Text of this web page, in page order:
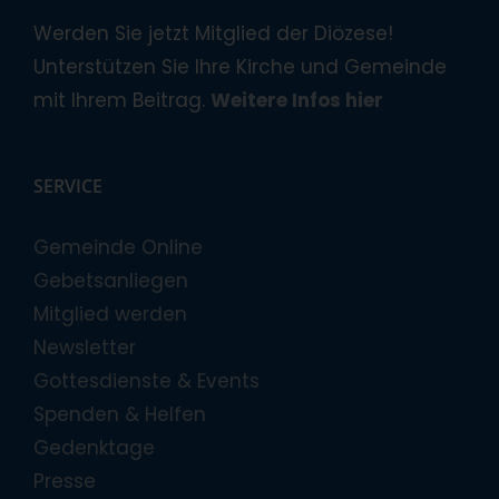
Werden Sie jetzt Mitglied der Diözese!
Unterstützen Sie Ihre Kirche und Gemeinde
mit Ihrem Beitrag. Weitere Infos hier
SERVICE
Gemeinde Online
Gebetsanliegen
Mitglied werden
Newsletter
Gottesdienste & Events
Spenden & Helfen
Gedenktage
Presse